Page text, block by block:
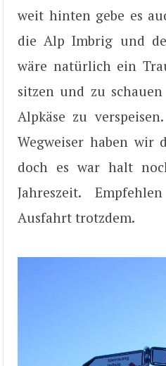
weit hinten gebe es
die Alp Imbrig und
wäre natürlich ein
sitzen und zu
Alpkäse zu
Wegweiser haben wir
doch es war halt
Jahreszeit.
Ausfahrt trotzdem.